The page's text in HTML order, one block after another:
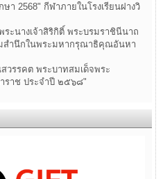
า 2568" กีฬาภายในโรงเรียนฝางวิ
ะนางเจ้าสิริกิติ์ พระบรมราชินีนาถ
ำนึกในพระมหากรุณาธิคุณอันหา
วรรคต พระบาทสมเด็จพระ
ราช ประจำปี ๒๕๖๘"